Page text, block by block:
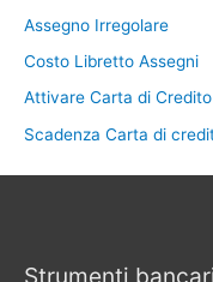
Assegno Irregolare
Costo Libretto Assegni
Attivare Carta di Credito
Scadenza Carta di